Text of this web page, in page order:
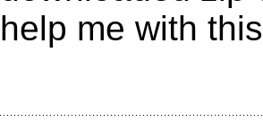
help me with